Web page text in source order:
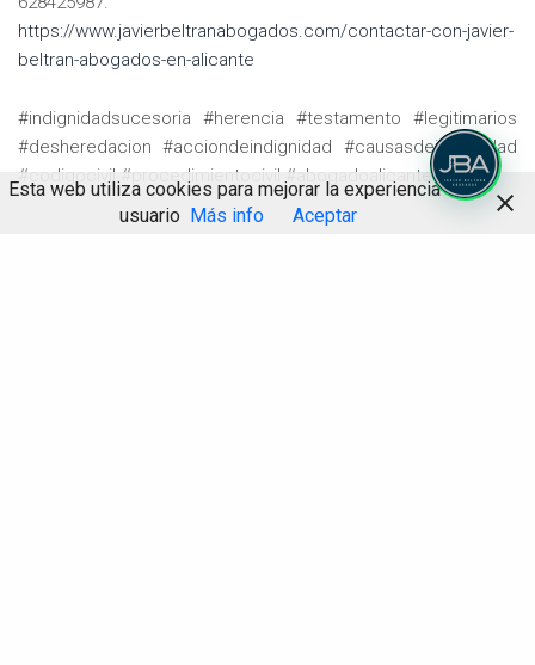
https://www.javierbeltranabogados.com/contactar-con-javier-
beltran-abogados-en-alicante
#indignidadsucesoria #herencia #testamento #legitimarios
#desheredacion #acciondeindignidad #causasdeindignidad
#codigocivil #procedimientocivil #abogadoalicante
Esta web utiliza cookies para mejorar la experiencia de
usuario Más info Aceptar